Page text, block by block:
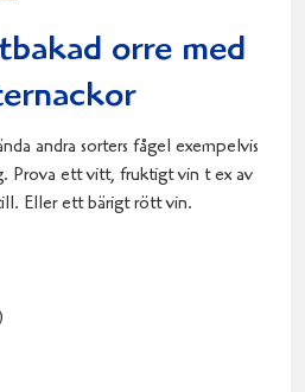
orre med
andra sorters fågel exempelvis
Prova ett vitt, fruktigt vin t ex av
Eller ett bärigt rött vin.